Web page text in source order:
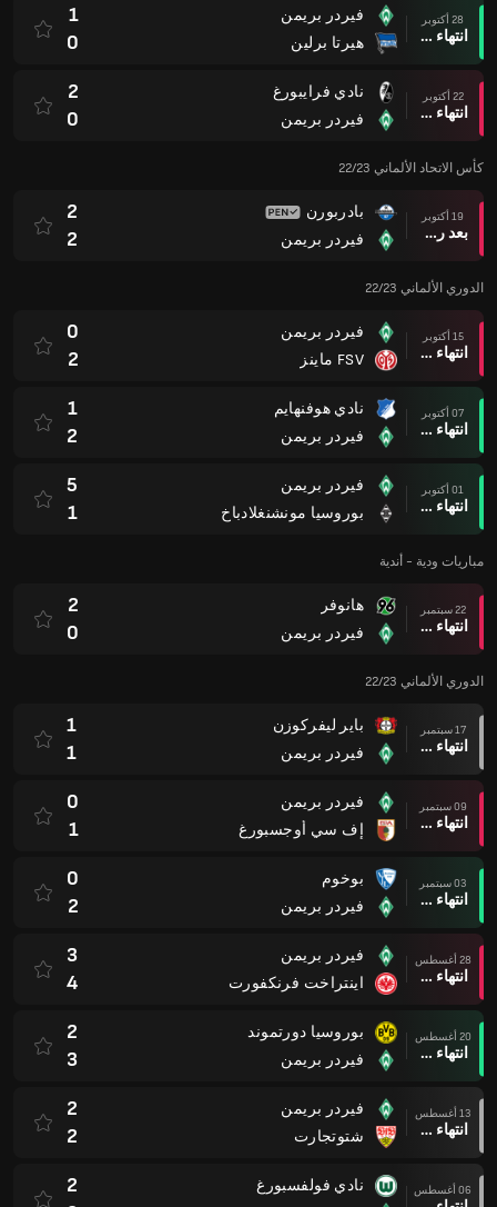
28 أكتوبر
انتهاء وقت المباراة
فيردر بريمن
هيرتا برلين
1
0
22 أكتوبر
انتهاء وقت المباراة
نادي فرايبورغ
فيردر بريمن
2
0
كأس الاتحاد الألماني 22/23
19 أكتوبر
بعد ركلات الترجيح
بادربورن
فيردر بريمن
2
2
الدوري الألماني 22/23
15 أكتوبر
انتهاء وقت المباراة
فيردر بريمن
FSV ماينز
0
2
07 أكتوبر
انتهاء وقت المباراة
نادي هوفنهايم
فيردر بريمن
1
2
01 أكتوبر
انتهاء وقت المباراة
فيردر بريمن
بوروسيا مونشنغلادباخ
5
1
مباريات ودية - أندية
22 سبتمبر
انتهاء وقت المباراة
هانوفر
فيردر بريمن
2
0
الدوري الألماني 22/23
17 سبتمبر
انتهاء وقت المباراة
باير ليفركوزن
فيردر بريمن
1
1
09 سبتمبر
انتهاء وقت المباراة
فيردر بريمن
إف سي أوجسبورغ
0
1
03 سبتمبر
انتهاء وقت المباراة
بوخوم
فيردر بريمن
0
2
28 أغسطس
انتهاء وقت المباراة
فيردر بريمن
اينتراخت فرنكفورت
3
4
20 أغسطس
انتهاء وقت المباراة
بوروسيا دورتموند
فيردر بريمن
2
3
13 أغسطس
انتهاء وقت المباراة
فيردر بريمن
شتوتجارت
2
2
06 أغسطس
نادي فولفسبورغ
2